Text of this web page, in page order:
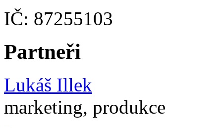
IČ: 87255103
Partneři
Lukáš Illek
marketing, produkce